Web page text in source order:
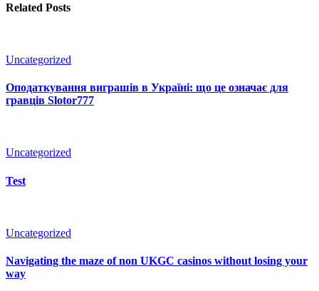
Related Posts
Uncategorized
Оподаткування виграшів в Україні: що це означає для
гравців Slotor777
Uncategorized
Test
Uncategorized
Navigating the maze of non UKGC casinos without losing your
way